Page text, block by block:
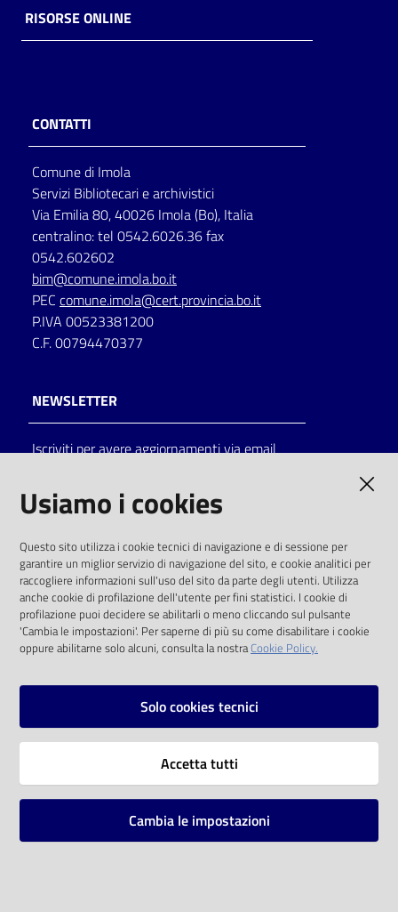
RISORSE ONLINE
CONTATTI
Comune di Imola
Servizi Bibliotecari e archivistici
Via Emilia 80, 40026 Imola (Bo), Italia
centralino: tel 0542.6026.36 fax
0542.602602
bim@comune.imola.bo.it
PEC comune.imola@cert.provincia.bo.it
P.IVA 00523381200
C.F. 00794470377
NEWSLETTER
Iscriviti per avere aggiornamenti via email
solo alle condizioni previste dalla direttiva
comunitaria 2003/98/CE e dal d.lgs. 36/2006
SOCIAL
Instagram
Vai alla pagina
Mappa del sito
Usiamo i cookies
Questo sito utilizza i cookie tecnici di navigazione e di sessione per
garantire un miglior servizio di navigazione del sito, e cookie analitici per
raccogliere informazioni sull'uso del sito da parte degli utenti. Utilizza
anche cookie di profilazione dell'utente per fini statistici. I cookie di
profilazione puoi decidere se abilitarli o meno cliccando sul pulsante
'Cambia le impostazioni'. Per saperne di più su come disabilitare i cookie
oppure abilitarne solo alcuni, consulta la nostraCookie Policy.
Solo cookies tecnici
Accetta tutti
Cambia le impostazioni